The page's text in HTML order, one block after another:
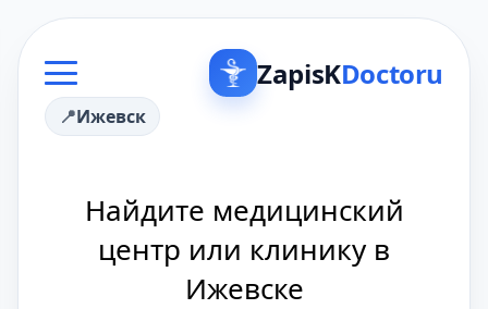
ZapisKDoctoru
Ижевск
Найдите медицинский
центр или клинику в
Ижевске